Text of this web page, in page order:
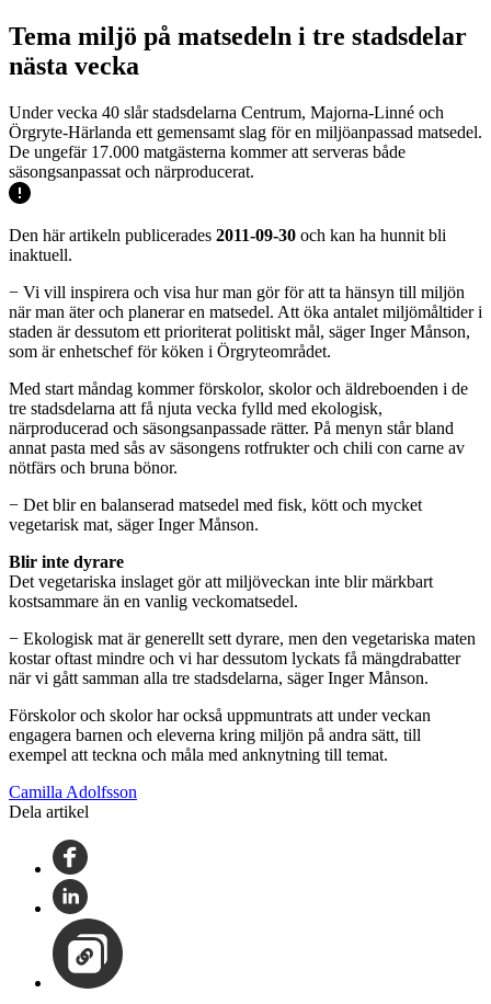
Tema miljö på matsedeln i tre stadsdelar
nästa vecka
Under vecka 40 slår stadsdelarna Centrum, Majorna-Linné och
Örgryte-Härlanda ett gemensamt slag för en miljöanpassad matsedel.
De ungefär 17.000 matgästerna kommer att serveras både
säsongsanpassat och närproducerat.
Den här artikeln publicerades 2011-09-30 och kan ha hunnit bli
inaktuell.
− Vi vill inspirera och visa hur man gör för att ta hänsyn till miljön
när man äter och planerar en matsedel. Att öka antalet miljömåltider i
staden är dessutom ett prioriterat politiskt mål, säger Inger Månson,
som är enhetschef för köken i Örgryteområdet.
Med start måndag kommer förskolor, skolor och äldreboenden i de
tre stadsdelarna att få njuta vecka fylld med ekologisk,
närproducerad och säsongsanpassade rätter. På menyn står bland
annat pasta med sås av säsongens rotfrukter och chili con carne av
nötfärs och bruna bönor.
− Det blir en balanserad matsedel med fisk, kött och mycket
vegetarisk mat, säger Inger Månson.
Blir inte dyrare
Det vegetariska inslaget gör att miljöveckan inte blir märkbart
kostsammare än en vanlig veckomatsedel.
− Ekologisk mat är generellt sett dyrare, men den vegetariska maten
kostar oftast mindre och vi har dessutom lyckats få mängdrabatter
när vi gått samman alla tre stadsdelarna, säger Inger Månson.
Förskolor och skolor har också uppmuntrats att under veckan
engagera barnen och eleverna kring miljön på andra sätt, till
exempel att teckna och måla med anknytning till temat.
Camilla Adolfsson
Dela artikel